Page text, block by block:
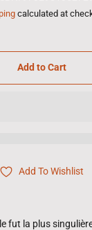
calculated at
Add to Cart
Add To Wishlist
fut la plus